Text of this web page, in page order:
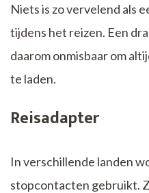
Niets is zo vervelend als
tijdens het reizen. Een
daarom onmisbaar om
te laden.
Reisadapter
In verschillende landen
stopcontacten gebruikt.